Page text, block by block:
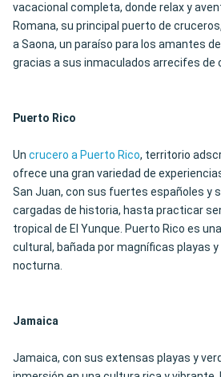
vacacional completa, donde relax y
Romana, su principal puerto de
a Saona, un paraíso para los amantes
gracias a sus inmaculados arrecifes de
Puerto Rico
Un crucero a Puerto Rico, territorio
ofrece una gran variedad de
San Juan, con sus fuertes españoles y
cargadas de historia, hasta practicar
tropical de El Yunque. Puerto Rico es
cultural, bañada por magníficas playas
nocturna.
Jamaica
Jamaica, con sus extensas playas y